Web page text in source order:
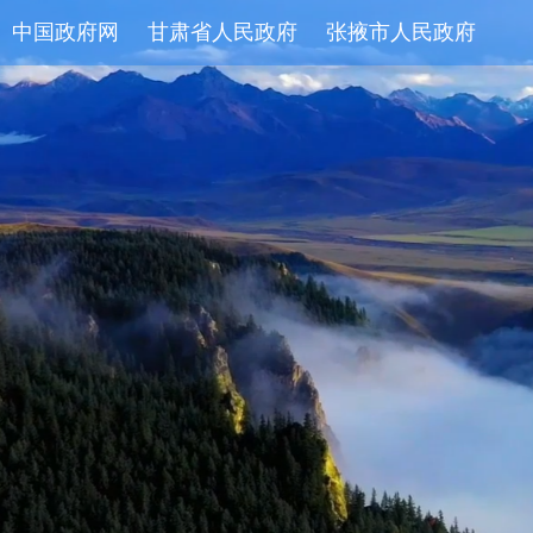
中国政府网 甘肃省人民政府 张掖市人民政府